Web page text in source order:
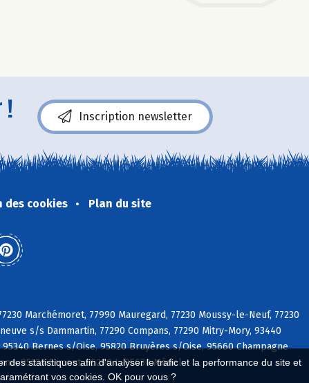
des statistiques afin d'analyser le trafic et la performance du site et
vos cookies. OK pour vous ?
! Inscription newsletter
des cookies Plan du site
Marchémoret, 77990 Mauregard, 77230 Moussy-le-Neuf, 77230
s/s Dammartin, 77290 Compans, 77290 Mitry-Mory, 93440
Bernes s/Oise, 95820 Bruyères s/Oise, 95660 Champagne
95120 Ermont, 95290 L, 95630 Mériel